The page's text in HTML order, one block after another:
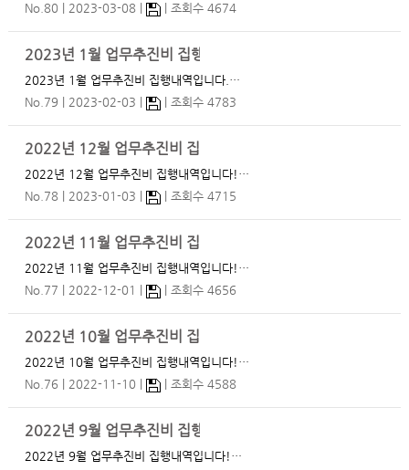
No.80
2023-03-08 조회수 4674
2023년 1월 업무추진비 집행내역
2023년 1월 업무추진비 집행내역입니다.…
No.79
2023-02-03 조회수 4783
2022년 12월 업무추진비 집행내역
2022년 12월 업무추진비 집행내역입니다!…
No.78
2023-01-03 조회수 4715
2022년 11월 업무추진비 집행내역
2022년 11월 업무추진비 집행내역입니다!…
No.77
2022-12-01 조회수 4656
2022년 10월 업무추진비 집행내역
2022년 10월 업무추진비 집행내역입니다!…
No.76
2022-11-10 조회수 4588
2022년 9월 업무추진비 집행내역
2022년 9월 업무추진비 집행내역입니다!…